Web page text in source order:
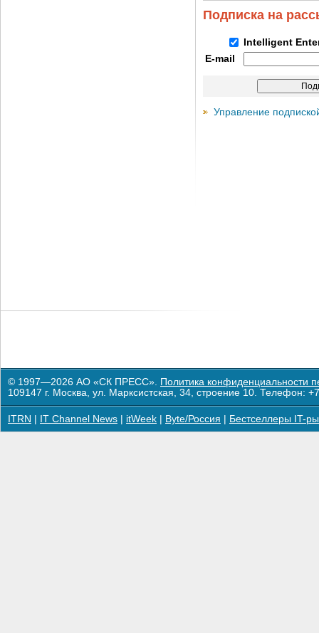
Подписка на
Intelligent
E-mail
Управление
© 1997—2026 АО «СК ПРЕСС». Политика конфиденциальности
109147 г. Москва, ул. Марксистская, 34, строение 10. Телефон:
ITRN IT Channel News itWeek Byte/Россия Бестселлеры IT-